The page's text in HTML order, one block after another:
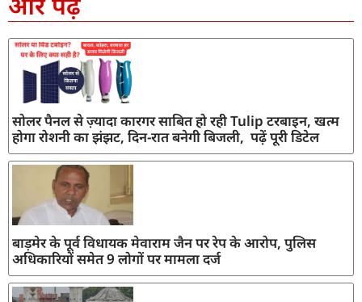
सोलर पैनल से ज़्यादा कारगर साबित हो रही Tulip टरबाइन, खत्म
होगा रोशनी का झंझट, दिन-रात बनेगी बिजली, पढ़ें पूरी डिटेल
बाड़मेर के पूर्व विधायक मेवाराम जैन पर रेप के आरोप, पुलिस
अधिकारियों समेत 9 लोगों पर मामला दर्ज